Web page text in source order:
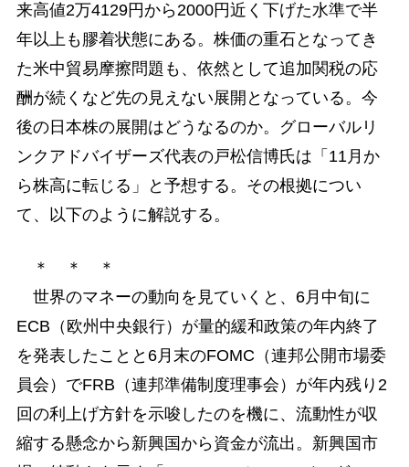
来高値2万4129円から2000円近く下げた水準で半
年以上も膠着状態にある。株価の重石となってき
た米中貿易摩擦問題も、依然として追加関税の応
酬が続くなど先の見えない展開となっている。今
後の日本株の展開はどうなるのか。グローバルリ
ンクアドバイザーズ代表の戸松信博氏は「11月か
ら株高に転じる」と予想する。その根拠につい
て、以下のように解説する。
＊ ＊ ＊
世界のマネーの動向を見ていくと、6月中旬に
ECB（欧州中央銀行）が量的緩和政策の年内終了
を発表したことと6月末のFOMC（連邦公開市場委
員会）でFRB（連邦準備制度理事会）が年内残り2
回の利上げ方針を示唆したのを機に、流動性が収
縮する懸念から新興国から資金が流出。新興国市